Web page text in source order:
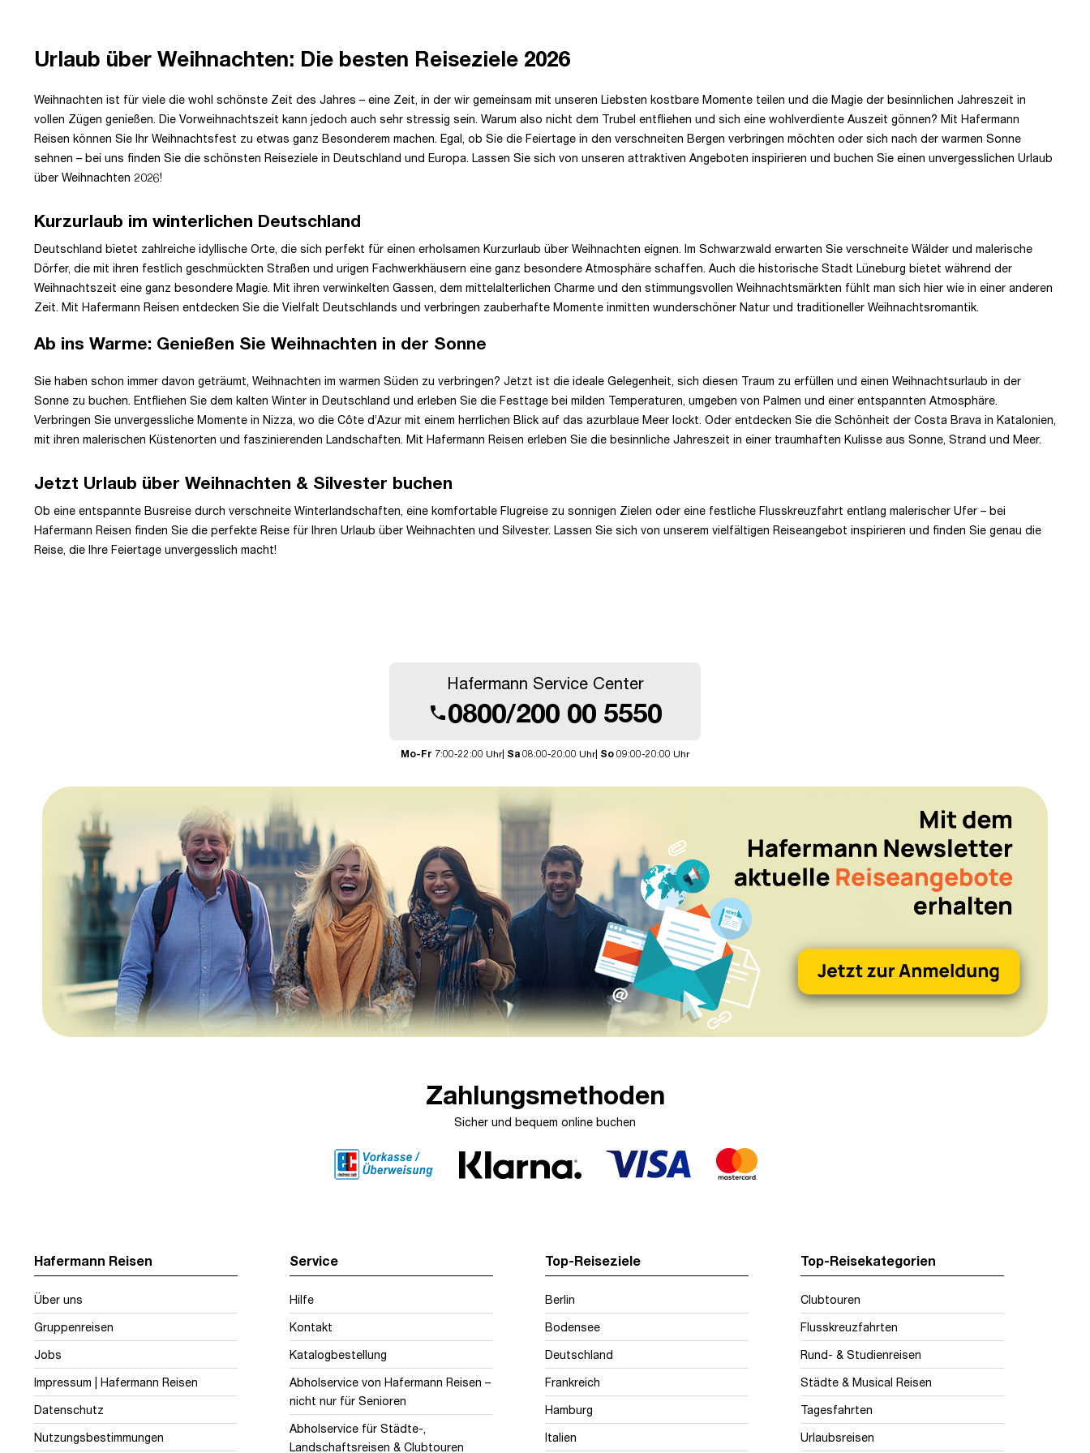
Urlaub über Weihnachten: Die besten Reiseziele 2026
Weihnachten ist für viele die wohl schönste Zeit des Jahres – eine Zeit, in der wir gemeinsam mit unseren Liebsten kostbare Momente teilen und die Magie der besinnlichen Jahreszeit in
vollen Zügen genießen. Die Vorweihnachtszeit kann jedoch auch sehr stressig sein. Warum also nicht dem Trubel entfliehen und sich eine wohlverdiente Auszeit gönnen? Mit Hafermann
Reisen können Sie Ihr Weihnachtsfest zu etwas ganz Besonderem machen. Egal, ob Sie die Feiertage in den verschneiten Bergen verbringen möchten oder sich nach der warmen Sonne
sehnen – bei uns finden Sie die schönsten Reiseziele in Deutschland und Europa. Lassen Sie sich von unseren attraktiven Angeboten inspirieren und buchen Sie einen unvergesslichen Urlaub
über Weihnachten 2026!
Kurzurlaub im winterlichen Deutschland
Deutschland bietet zahlreiche idyllische Orte, die sich perfekt für einen erholsamen Kurzurlaub über Weihnachten eignen. Im Schwarzwald erwarten Sie verschneite Wälder und malerische
Dörfer, die mit ihren festlich geschmückten Straßen und urigen Fachwerkhäusern eine ganz besondere Atmosphäre schaffen. Auch die historische Stadt Lüneburg bietet während der
Weihnachtszeit eine ganz besondere Magie. Mit ihren verwinkelten Gassen, dem mittelalterlichen Charme und den stimmungsvollen Weihnachtsmärkten fühlt man sich hier wie in einer anderen
Zeit. Mit Hafermann Reisen entdecken Sie die Vielfalt Deutschlands und verbringen zauberhafte Momente inmitten wunderschöner Natur und traditioneller Weihnachtsromantik.
Ab ins Warme: Genießen Sie Weihnachten in der Sonne
Sie haben schon immer davon geträumt, Weihnachten im warmen Süden zu verbringen? Jetzt ist die ideale Gelegenheit, sich diesen Traum zu erfüllen und einen Weihnachtsurlaub in der
Sonne zu buchen. Entfliehen Sie dem kalten Winter in Deutschland und erleben Sie die Festtage bei milden Temperaturen, umgeben von Palmen und einer entspannten Atmosphäre.
Verbringen Sie unvergessliche Momente in Nizza, wo die Côte d’Azur mit einem herrlichen Blick auf das azurblaue Meer lockt. Oder entdecken Sie die Schönheit der Costa Brava in Katalonien,
mit ihren malerischen Küstenorten und faszinierenden Landschaften. Mit Hafermann Reisen erleben Sie die besinnliche Jahreszeit in einer traumhaften Kulisse aus Sonne, Strand und Meer.
Jetzt Urlaub über Weihnachten & Silvester buchen
Ob eine entspannte Busreise durch verschneite Winterlandschaften, eine komfortable Flugreise zu sonnigen Zielen oder eine festliche Flusskreuzfahrt entlang malerischer Ufer – bei
Hafermann Reisen finden Sie die perfekte Reise für Ihren Urlaub über Weihnachten und Silvester. Lassen Sie sich von unserem vielfältigen Reiseangebot inspirieren und finden Sie genau die
Reise, die Ihre Feiertage unvergesslich macht!
Hafermann Service Center
call0800/200 00 5550
Mo-Fr 7:00-22:00 Uhr| Sa 08:00-20:00 Uhr| So 09:00-20:00 Uhr
Zahlungsmethoden
Sicher und bequem online buchen
Hafermann Reisen
Über uns
Gruppenreisen
Jobs
Impressum | Hafermann Reisen
Datenschutz
Nutzungsbestimmungen
Service
Hilfe
Kontakt
Katalogbestellung
Abholservice von Hafermann Reisen –
nicht nur für Senioren
Abholservice für Städte-,
Landschaftsreisen & Clubtouren
Top-Reiseziele
Berlin
Bodensee
Deutschland
Frankreich
Hamburg
Italien
Top-Reisekategorien
Clubtouren
Flusskreuzfahrten
Rund- & Studienreisen
Städte & Musical Reisen
Tagesfahrten
Urlaubsreisen